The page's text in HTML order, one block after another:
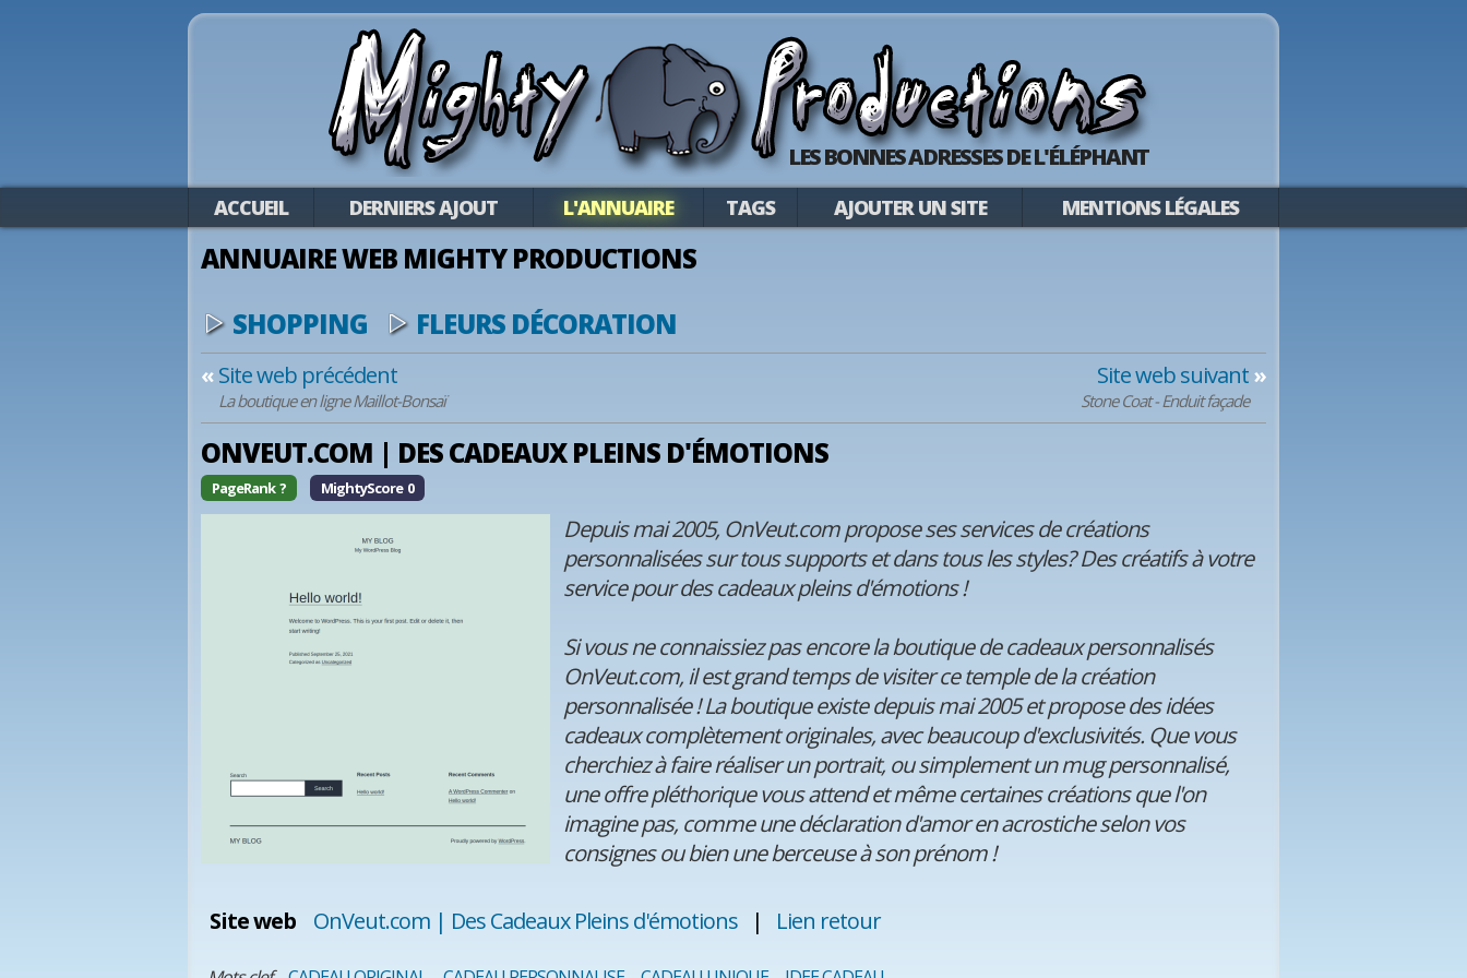
LES BONNES ADRESSES DE L'ÉLÉPHANT
ACCUEIL DERNIERS AJOUT L'ANNUAIRE TAGS AJOUTER UN SITE MENTIONS LÉGALES
ANNUAIRE WEB MIGHTY PRODUCTIONS
SHOPPING
FLEURS DÉCORATION
«Site web précédent
La boutique en ligne Maillot-Bonsaï
Site web suivant»
Stone Coat - Enduit façade
ONVEUT.COM | DES CADEAUX PLEINS D'ÉMOTIONS
PageRank ? MightyScore 0
Depuis mai 2005, OnVeut.com propose ses services de créations
personnalisées sur tous supports et dans tous les styles? Des créatifs à votre
service pour des cadeaux pleins d'émotions !
Si vous ne connaissiez pas encore la boutique de cadeaux personnalisés
OnVeut.com, il est grand temps de visiter ce temple de la création
personnalisée ! La boutique existe depuis mai 2005 et propose des idées
cadeaux complètement originales, avec beaucoup d'exclusivités. Que vous
cherchiez à faire réaliser un portrait, ou simplement un mug personnalisé,
une offre pléthorique vous attend et même certaines créations que l'on
imagine pas, comme une déclaration d'amor en acrostiche selon vos
consignes ou bien une berceuse à son prénom !
Site web OnVeut.com | Des Cadeaux Pleins d'émotions | Lien retour